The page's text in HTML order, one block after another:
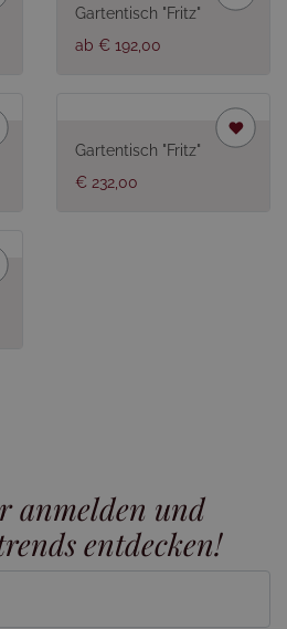
Gartentisch "Fritz"
ab € 192,00
Gartentisch "Fritz"
€ 232,00
anmelden und
entdecken!